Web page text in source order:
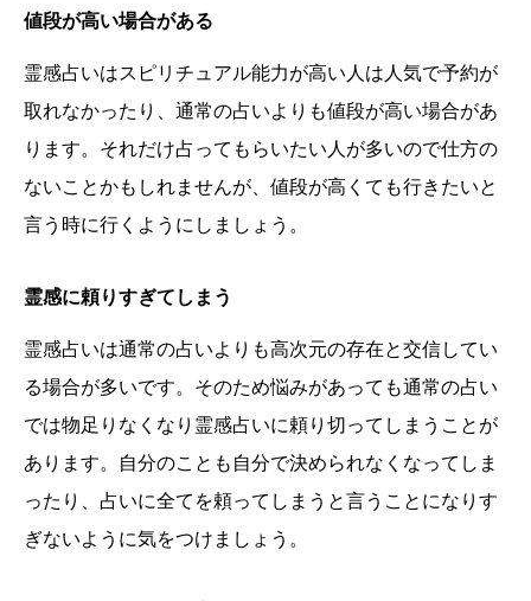
値段が高い場合がある
霊感占いはスピリチュアル能力が高い人は人気で予約が
取れなかったり、通常の占いよりも値段が高い場合があ
ります。それだけ占ってもらいたい人が多いので仕方の
ないことかもしれませんが、値段が高くても行きたいと
言う時に行くようにしましょう。
霊感に頼りすぎてしまう
霊感占いは通常の占いよりも高次元の存在と交信してい
る場合が多いです。そのため悩みがあっても通常の占い
では物足りなくなり霊感占いに頼り切ってしまうことが
あります。自分のことも自分で決められなくなってしま
ったり、占いに全てを頼ってしまうと言うことになりす
ぎないように気をつけましょう。